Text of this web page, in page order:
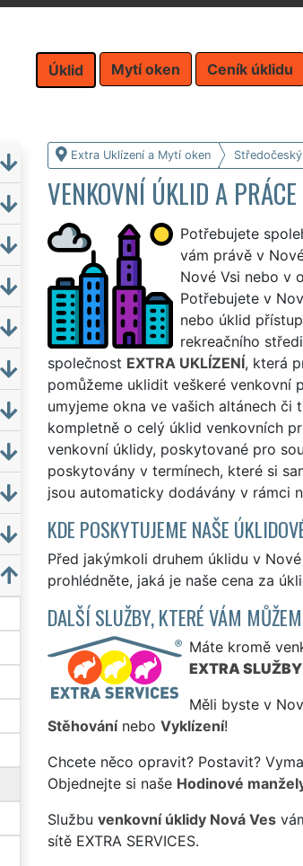
Úklid Mytí oken Ceník úklidu
Extra Uklízení a Mytí oken
VENKOVNÍ ÚKLID A
Potřebujete
vám právě v
Nové Vsi nebo v
Potřebujete v
nebo úklid
rekreačního
společnost EXTRA UKLÍZENÍ, která
pomůžeme uklidit veškeré venkovní
umyjeme okna ve vašich altánech či
kompletně o celý úklid venkovních
venkovní úklidy, poskytované pro
poskytovány v termínech, které si
jsou automaticky dodávány v rámci
KDE POSKYTUJEME NAŠE
Před jakýmkoli druhem úklidu v
prohlédněte, jaká je naše cena za
DALŠÍ SLUŽBY, KTERÉ VÁM
Máte kromě
EXTRA SLUŽBY
Měli byste v
Stěhovánínebo Vyklízení!
Chcete něco opravit? Postavit?
Objednejte si naše Hodinové
Službu venkovní úklidy Nová Ves
sítě EXTRA SERVICES.